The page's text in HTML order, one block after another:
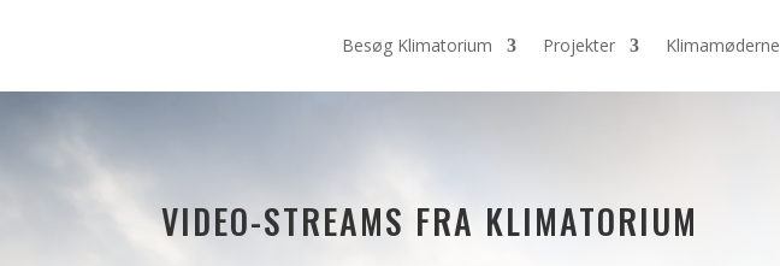
Besøg Klimatorium Projekter Klimamøderne
VIDEO-STREAMS FRA KLIMATORIUM